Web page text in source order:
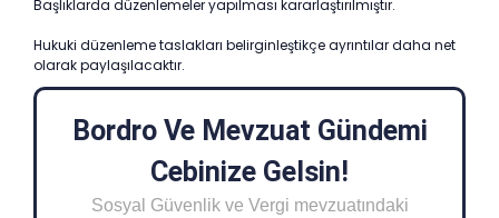
Başlıklarda düzenlemeler yapılması kararlaştırılmıştır.
Hukuki düzenleme taslakları belirginleştikçe ayrıntılar daha net
olarak paylaşılacaktır.
Bordro Ve Mevzuat Gündemi
Cebinize Gelsin!
Sosyal Güvenlik ve Vergi mevzuatındaki